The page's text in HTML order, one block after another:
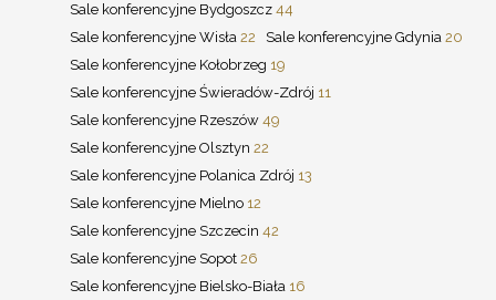
Sale konferencyjne Bydgoszcz 44
Sale konferencyjne Wisła 22 Sale konferencyjne Gdynia 20
Sale konferencyjne Kołobrzeg 19
Sale konferencyjne Świeradów-Zdrój 11
Sale konferencyjne Rzeszów 49
Sale konferencyjne Olsztyn 22
Sale konferencyjne Polanica Zdrój 13
Sale konferencyjne Mielno 12
Sale konferencyjne Szczecin 42
Sale konferencyjne Sopot 26
Sale konferencyjne Bielsko-Biała 16